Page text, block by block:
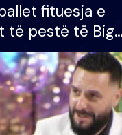
fituesja e
të pestë të Big
rrëmben
madh prej 100